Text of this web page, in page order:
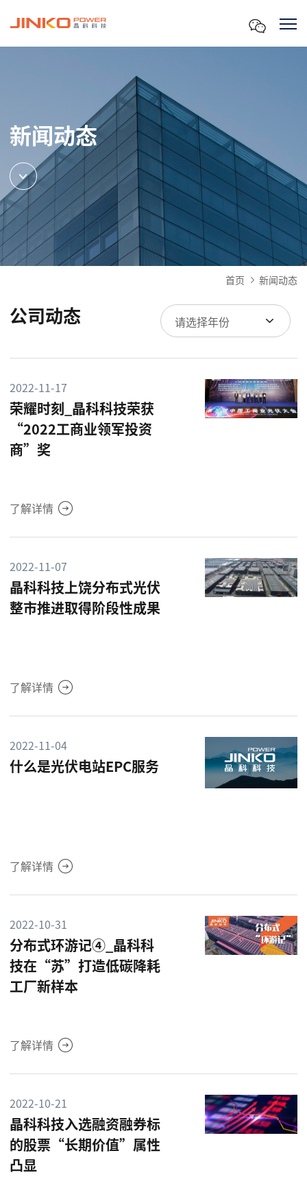
新闻动态
首页 新闻动态
公司动态 请选择年份
2022-11-17
荣耀时刻_晶科科技荣获
“2022工商业领军投资
商”奖
了解详情
2022-11-07
晶科科技上饶分布式光伏
整市推进取得阶段性成果
了解详情
2022-11-04
什么是光伏电站EPC服务
了解详情
2022-10-31
分布式环游记④_晶科科
技在“苏”打造低碳降耗
工厂新样本
了解详情
2022-10-21
晶科科技入选融资融券标
的股票“长期价值”属性
凸显